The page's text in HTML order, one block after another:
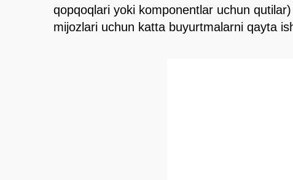
qopqoqlari yoki komponentlar uchun
mijozlari uchun katta buyurtmalarni qayta